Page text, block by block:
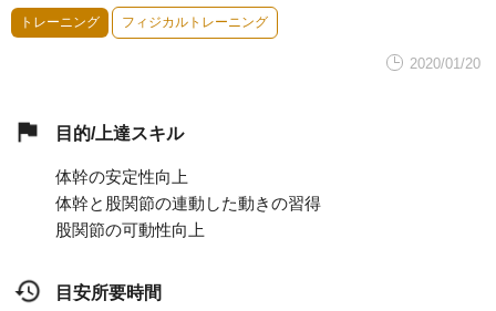
トレーニング フィジカルトレーニング
2020/01/20
目的/上達スキル
体幹の安定性向上
体幹と股関節の連動した動きの習得
股関節の可動性向上
目安所要時間